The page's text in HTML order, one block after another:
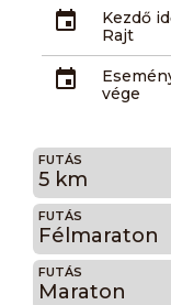
Kezdő
Rajt
vége
FUTÁS
5 km
FUTÁS
Félmaraton
FUTÁS
Maraton